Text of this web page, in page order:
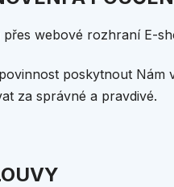
přes webové rozhraní E-
poskytnout
za správné a pravdivé.